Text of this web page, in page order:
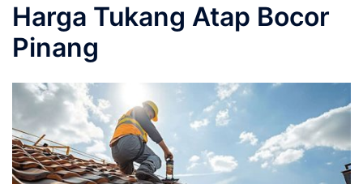
Harga Tukang Atap Bocor
Pinang